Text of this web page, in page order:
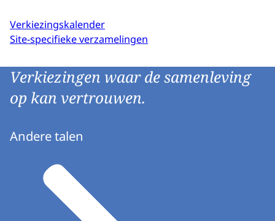
Verkiezingskalender
Site-specifieke verzamelingen
Verkiezingen waar de samenleving
op kan vertrouwen.
Andere talen